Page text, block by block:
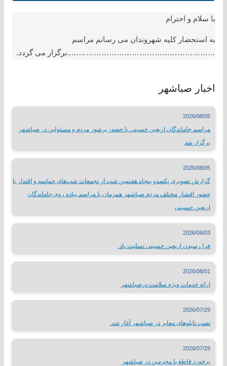
با سلام و احترام
به استحضار کلیه شهروندان می رسانم مراسم
…………………………………………………..برگزار می گردد.
اخبار صباشهر
2026/08/05
مراسم جاماندگان اربعین حسینی با حضور پرشور مردم و مسئولین در صباشهر
برگزار شد
2026/08/05
گزارش تصویری یکصدو پنجاه هفتمین شب از تجمعات شب‌های حماسه و اقتدار با
حضور اقشار مختلف مردم صباشهر همزمان با مراسم پیاده روی جاماندگان
اربعین حسینی
2026/08/03
فرا رسیدن اربعین حسینی تسلیت باد.
2026/08/01
ارائه خدمات ویژه سلامت درصباشهر
2026/07/29
نصب تابلوهای معابر در صباشهر آغاز شد.
2026/07/29
برخورد قاطع با مجرمین در صباشهر